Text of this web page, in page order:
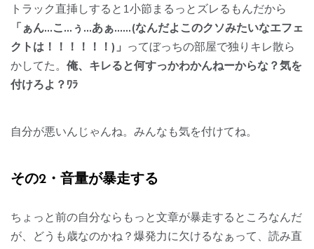
トラック直挿しすると1小節まるっとズレるもんだから
「ぁん…こ…ぅ…あぁ……(なんだよこのクソみたいなエフェ
クトは！！！！！！)」 ってぼっちの部屋で独りキレ散ら
かしてた。 俺、キレると何すっかわかんねーからな？気を
付けろよ？ﾜﾗ
自分が悪いんじゃんね。みんなも気を付けてね。
その2・音量が暴走する
ちょっと前の自分ならもっと文章が暴走するところなんだ
が、どうも歳なのかね？爆発力に欠けるなぁって、読み直